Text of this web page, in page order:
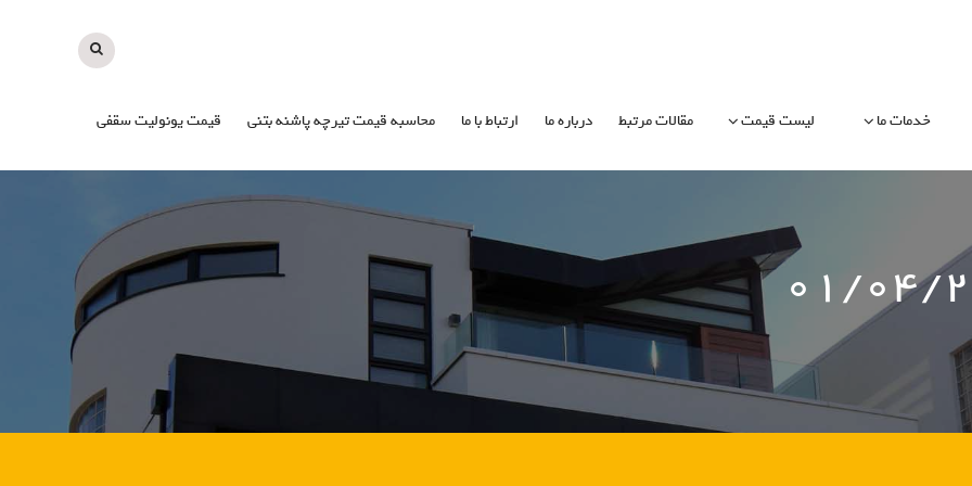
خدمات ما لیست قیمت مقالات مرتبط درباره ما ارتباط با ما محاسبه قیمت تیرچه پاشنه بتنی قیمت یونولیت سقفی